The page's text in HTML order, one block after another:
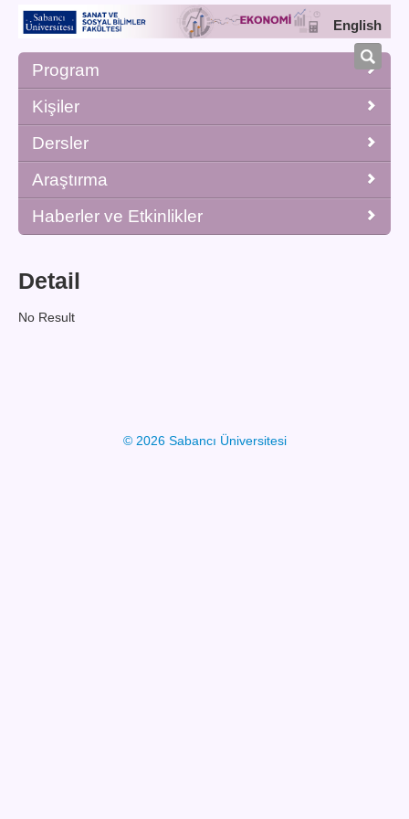
English
Program
Kişiler
Dersler
Araştırma
Haberler ve Etkinlikler
Detail
No Result
© 2026 Sabancı Üniversitesi